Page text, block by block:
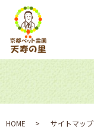
HOME サイトマップ